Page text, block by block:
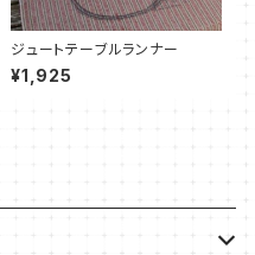
ジュートテーブルランナー
¥1,925